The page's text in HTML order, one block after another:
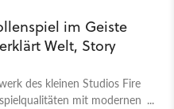
im Geiste
Welt, Story
des kleinen Studios Fire
mit modernen